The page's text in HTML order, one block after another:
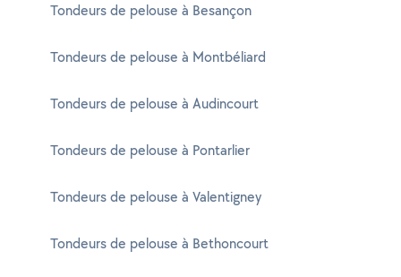
Tondeurs de pelouse à Besançon
Tondeurs de pelouse à Montbéliard
Tondeurs de pelouse à Audincourt
Tondeurs de pelouse à Pontarlier
Tondeurs de pelouse à Valentigney
Tondeurs de pelouse à Bethoncourt